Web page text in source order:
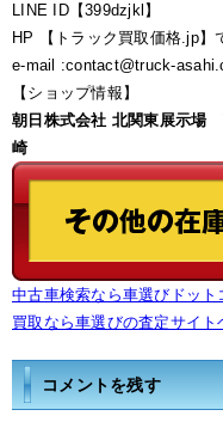
LINE ID【399dzjkl】
HP 【トラック買取価格.jp】
e-mail :contact@truck-
【ショップ情報】
朝日株式会社 北関東展示場
崎
中古車検索なら車選びドット
買取なら車選びの査定サイト
コメントを残す